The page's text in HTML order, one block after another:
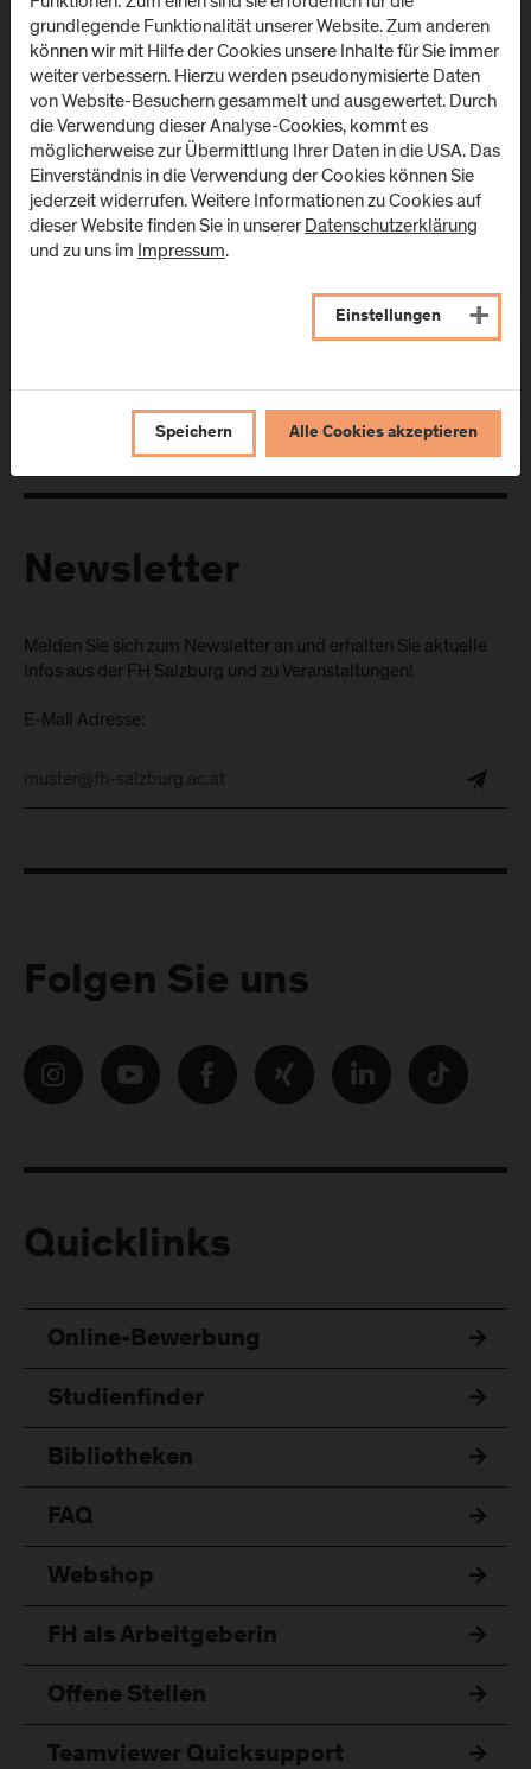
Urstein Süd 1
A-5412Puch/Salzburg
Anfahrt & Kontakt
Anfahrt & Kontakt
Campus Salzburg
(Uniklinikum LKH)
Müllner Hauptstraße 48
A-5020Salzburg
Campus
Schwarzach
(Kardinal
Schwarzenbergplatz 1
5620Schwarzach im
Newsletter
Melden Sie sich zum Newsletter an und erhalten Sie aktuelle
Infos aus der FH Salzburg und zu Veranstaltungen!
E-Mail Adresse:
Folgen Sie uns
Quicklinks
Online-Bewerbung
Studienfinder
Bibliotheken
FAQ
Webshop
FH als Arbeitgeberin
Offene Stellen
Teamviewer Quicksupport
grundlegende Funktionalität unserer Website. Zum anderen
können wir mit Hilfe der Cookies unsere Inhalte für Sie immer
weiter verbessern. Hierzu werden pseudonymisierte Daten
von Website-Besuchern gesammelt und ausgewertet. Durch
die Verwendung dieser Analyse-Cookies, kommt es
möglicherweise zur Übermittlung Ihrer Daten in die USA. Das
Einverständnis in die Verwendung der Cookies können Sie
jederzeit widerrufen. Weitere Informationen zu Cookies auf
dieser Website finden Sie in unsererDatenschutzerklärung
und zu uns im Impressum.
Einstellungen
Speichern Alle Cookies akzeptieren